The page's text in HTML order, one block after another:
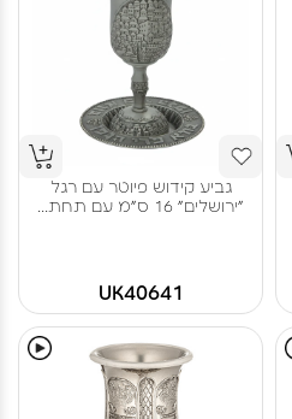
גביע קידוש פיוטר עם רגל
"ירושלים" 16 ס"מ עם תחת...
UK40641